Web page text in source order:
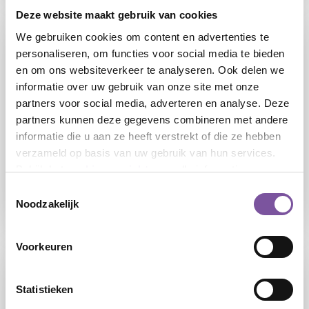
Deze website maakt gebruik van cookies
We gebruiken cookies om content en advertenties te
personaliseren, om functies voor social media te bieden
en om ons websiteverkeer te analyseren. Ook delen we
informatie over uw gebruik van onze site met onze
partners voor social media, adverteren en analyse. Deze
partners kunnen deze gegevens combineren met andere
informatie die u aan ze heeft verstrekt of die ze hebben
verzameld op basis van uw gebruik van hun services.
Bekijk hetcookieoverzichtvoor alle informatie.
Noodzakelijk
Voorkeuren
Statistieken
24-07-2026
Silverein sluit zich aan bij FLAIR: flexibel
werken mét de zekerheid van loondienst